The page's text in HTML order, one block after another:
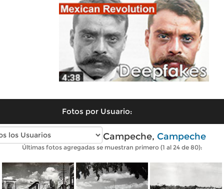
Fotos por Usuario:
Fotos antiguas de Campeche, Campeche
Últimas fotos agregadas se muestran primero (1 al 24 de 80):